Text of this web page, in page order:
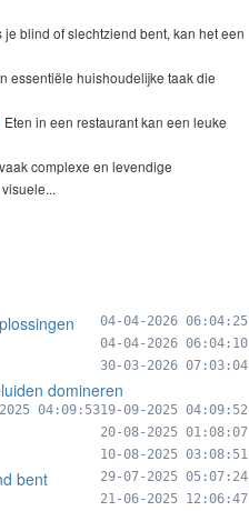
je blind of slechtziend bent, kan het een
essentiële huishoudelijke taak die
Eten in een restaurant kan een leuke
complexe en levendige
04-04-2026 06:04:25
04-04-2026 06:04:10
30-03-2026 07:03:04
domineren
19-09-2025 04:09:52
04:09:53
20-08-2025 01:08:07
10-08-2025 03:08:51
bent 29-07-2025 05:07:24
21-06-2025 12:06:47